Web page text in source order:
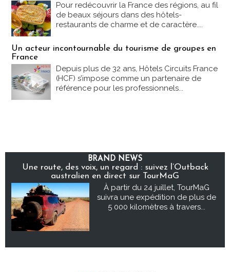
Pour redécouvrir la France des régions, au fil
de beaux séjours dans des hôtels-
restaurants de charme et de caractère....
Un acteur incontournable du tourisme de groupes en
France
Depuis plus de 32 ans, Hôtels Circuits France
(HCF) s’impose comme un partenaire de
référence pour les professionnels...
BRAND NEWS
Une route, des voix, un regard : suivez l’Outback
australien en direct sur TourMaG
À partir du 24 juillet, TourMaG
suivra une expédition de plus de
5 000 kilomètres à travers...